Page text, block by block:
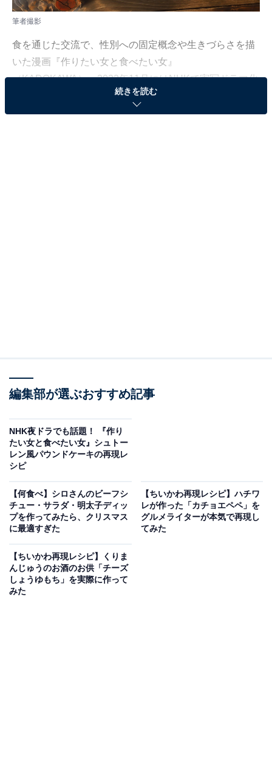
筆者撮影
食を通じた交流で、性別への固定概念や生きづらさを描
いた漫画『作りたい女と食べたい女』
（KADOKAWA）。2022年11月にはNHKで実写ドラマ化
され、SNSを中心に反響を呼びました。
View this post on Instagram
続きを読む
編集部が選ぶおすすめ記事
NHK夜ドラでも話題！ 『作り
たい女と食べたい女』シュトー
レン風パウンドケーキの再現レ
シピ
【何食べ】シロさんのビーフシ
チュー・サラダ・明太子ディッ
プを作ってみたら、クリスマス
に最適すぎた
【ちいかわ再現レシピ】ハチワ
レが作った「カチョエペペ」を
グルメライターが本気で再現し
てみた
【ちいかわ再現レシピ】くりま
んじゅうのお酒のお供「チーズ
しょうゆもち」を実際に作って
みた